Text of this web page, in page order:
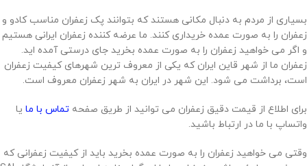
بسیاری از مردم به دنبال مکانی هستند که بتوانند پک زعفران مناسب کادو و
زعفران را به صورت عمده خریداری کنند. ما عرضه کننده زعفران ایرانی هستیم
و اگر می خواهید زعفران را به صورت عمده بخرید جای درستی آمده اید.
زعفران ما از شهر قاین ایران که یکی از معروف ترین شهرهای کیفیت زعفران
است، برداشت می شود. این شهر در ایران به شهر زعفران معروف است.
برای اطلاع از قیمت دقیق زعفران می توانید از طریق صفحه تماس با ما یا
واتساپ با ما در ارتباط باشید.
وقتی می خواهید زعفران را به صورت عمده بخرید باید از کیفیت زعفرانی که